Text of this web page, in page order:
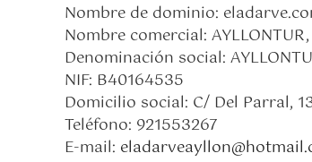
Nombre de dominio:
Nombre comercial: AYLLONTUR,
Denominación social:
NIF: B40164535
Domicilio social: C/ Del Parral,
Teléfono: 921553267
E-mail: